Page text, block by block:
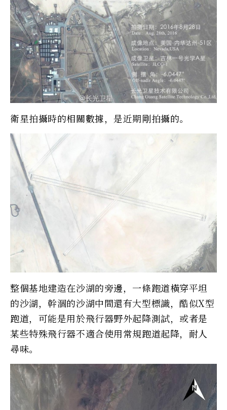
衛星拍攝時的相關數據，是近期剛拍攝的。
整個基地建造在沙湖的旁邊，一條跑道橫穿平坦
的沙湖，幹涸的沙湖中間還有大型標識，酷似X型
跑道，可能是用於飛行器野外起降測試，或者是
某些特殊飛行器不適合使用常規跑道起降，耐人
尋味。